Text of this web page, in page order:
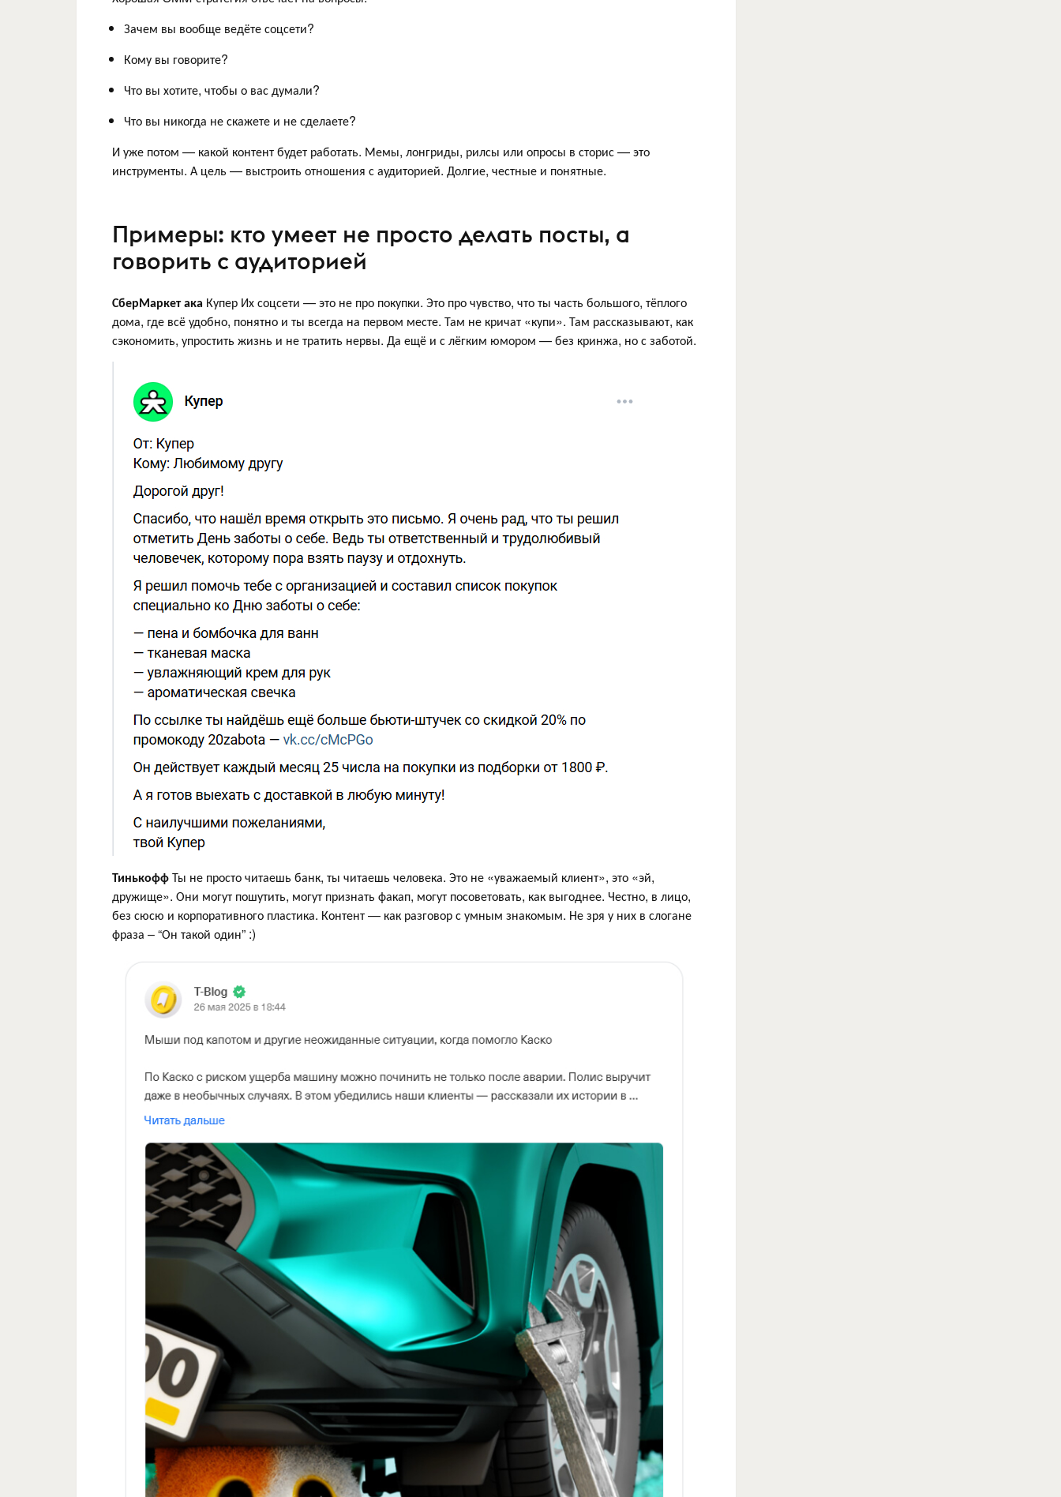
Зачем вы вообще ведёте соцсети?
Кому вы говорите?
Что вы хотите, чтобы о вас думали?
Что вы никогда не скажете и не сделаете?
И уже потом — какой контент будет работать. Мемы, лонгриды, рилсы или опросы в сторис — это
инструменты. А цель — выстроить отношения с аудиторией. Долгие, честные и понятные.
Примеры: кто умеет не просто делать посты, а
говорить с аудиторией
СберМаркет ака Купер Их соцсети — это не про покупки. Это про чувство, что ты часть большого, тёплого
дома, где всё удобно, понятно и ты всегда на первом месте. Там не кричат «купи». Там рассказывают, как
сэкономить, упростить жизнь и не тратить нервы. Да ещё и с лёгким юмором — без кринжа, но с заботой.
ТинькоффТы не просто читаешь банк, ты читаешь человека. Это не «уважаемый клиент», это «эй,
дружище». Они могут пошутить, могут признать факап, могут посоветовать, как выгоднее. Честно, в лицо,
без сюсю и корпоративного пластика. Контент — как разговор с умным знакомым. Не зря у них в слогане
фраза – “Он такой один” :)